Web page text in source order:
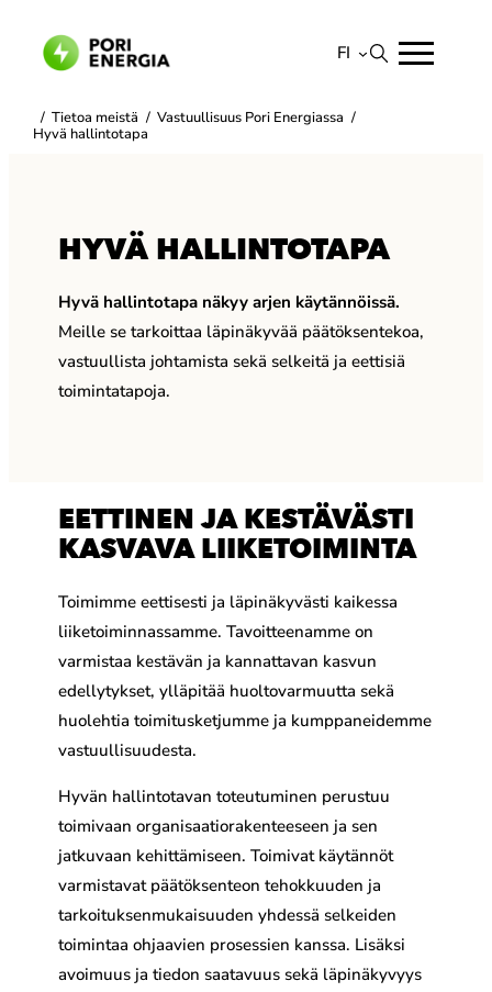
sisältöön
FI
Suomi
/ Tietoa meistä / Vastuullisuus Pori Energiassa /
Hyvä hallintotapa
HYVÄ HALLINTOTAPA
Hyvä hallintotapa näkyy arjen käytännöissä.
Meille se tarkoittaa läpinäkyvää päätöksentekoa,
vastuullista johtamista sekä selkeitä ja eettisiä
toimintatapoja.
EETTINEN JA KESTÄVÄSTI
KASVAVA LIIKETOIMINTA
Toimimme eettisesti ja läpinäkyvästi kaikessa
liiketoiminnassamme. Tavoitteenamme on
varmistaa kestävän ja kannattavan kasvun
edellytykset, ylläpitää huoltovarmuutta sekä
huolehtia toimitusketjumme ja kumppaneidemme
vastuullisuudesta.
Hyvän hallintotavan toteutuminen perustuu
toimivaan organisaatiorakenteeseen ja sen
jatkuvaan kehittämiseen. Toimivat käytännöt
varmistavat päätöksenteon tehokkuuden ja
tarkoituksenmukaisuuden yhdessä selkeiden
toimintaa ohjaavien prosessien kanssa. Lisäksi
avoimuus ja tiedon saatavuus sekä läpinäkyvyys